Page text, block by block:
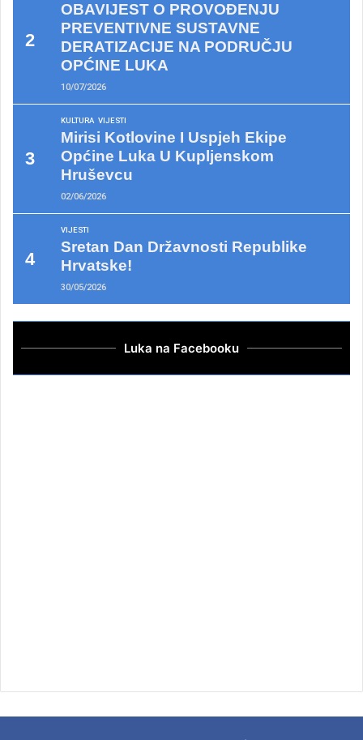
OBAVIJEST O PROVOĐENJU
PREVENTIVNE SUSTAVNE
DERATIZACIJE NA PODRUČJU
OPĆINE LUKA
10/07/2026
KULTURA VIJESTI
Mirisi Kotlovine I Uspjeh Ekipe
Općine Luka U Kupljenskom
Hruševcu
02/06/2026
VIJESTI
Sretan Dan Državnosti Republike
Hrvatske!
30/05/2026
Luka na Facebooku